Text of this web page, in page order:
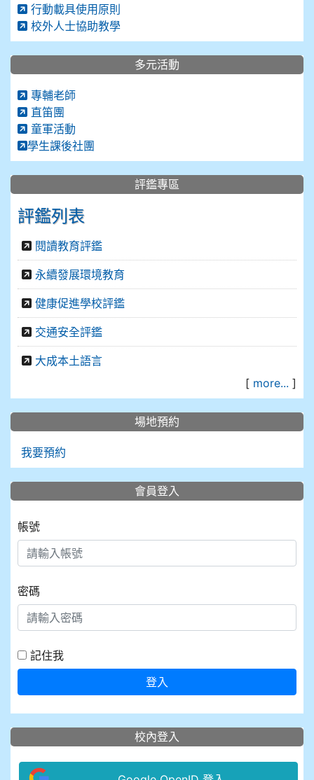
行動載具使用原則
校外人士協助教學
多元活動
專輔老師
直笛團
童軍活動
學生課後社團
評鑑專區
評鑑列表
閱讀教育評鑑
永續發展環境教育
健康促進學校評鑑
交通安全評鑑
大成本土語言
[ more... ]
場地預約
我要預約
會員登入
帳號
密碼
記住我
登入
校內登入